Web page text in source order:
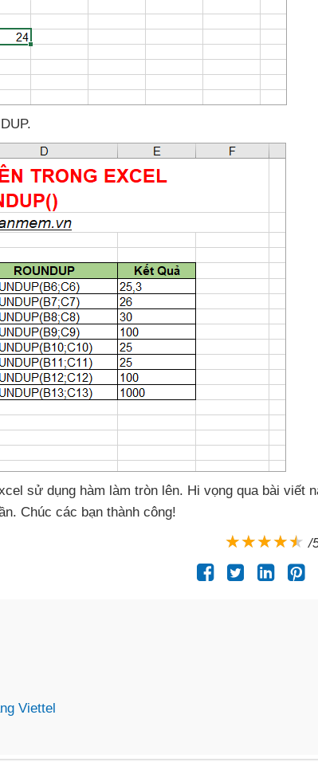
sử dụng hàm làm tròn lên. Hi vọng qua bài viết
. Chúc các bạn thành công!
/
Viettel